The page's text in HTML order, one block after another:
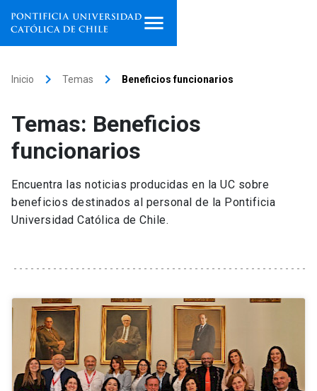
Facultades, escuelas e
institutos
Investigación
Internacionalización launch
Universidad
Información para keyboard_arrow_down
Inicio keyboard_arrow_right Temas keyboard_arrow_right Beneficios funcionarios
Temas: Beneficios
funcionarios
Encuentra las noticias producidas en la UC sobre
beneficios destinados al personal de la Pontificia
Universidad Católica de Chile.